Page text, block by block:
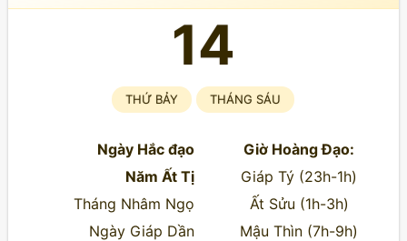
14
THỨ BẢY THÁNG SÁU
Ngày Hắc đạo
Năm Ất Tị
Tháng Nhâm Ngọ
Ngày Giáp Dần
Giờ Hoàng Đạo:
Giáp Tý (23h-1h)
Ất Sửu (1h-3h)
Mậu Thìn (7h-9h)